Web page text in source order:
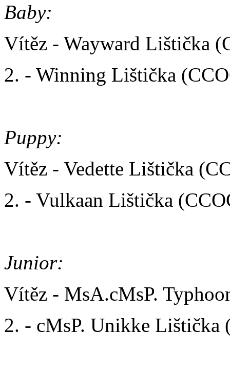
Baby:
Vítěz - Wayward Lištička
2. - Winning Lištička
Puppy:
Vítěz - Vedette Lištička
2. - Vulkaan Lištička
Junior:
Vítěz - MsA.cMsP.
2. - cMsP. Unikke Lištička